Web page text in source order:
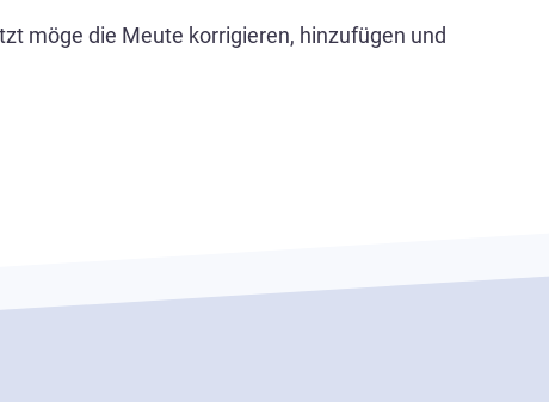
möge die Meute korrigieren, hinzufügen und